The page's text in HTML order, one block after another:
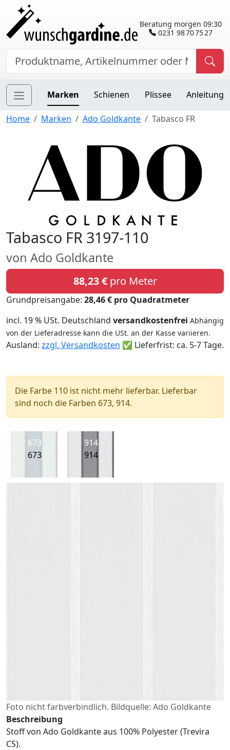
Beratung morgen 09:30
0231 98 70 75 27
Marken Schienen Plissee Anleitung
Home Marken Ado Goldkante Tabasco FR
Tabasco FR 3197-110
von Ado Goldkante
88,23 €pro Meter
Grundpreisangabe: 28,46 € pro Quadratmeter
incl. 19 % USt. Deutschland versandkostenfrei Abhängig
von der Lieferadresse kann die USt. an der Kasse variieren.
Ausland: zzgl. Versandkosten ✅ Lieferfrist: ca. 5-7 Tage.
Die Farbe 110 ist nicht mehr lieferbar. Lieferbar
sind noch die Farben 673, 914.
673
673
914
914
Foto nicht farbverbindlich. Bildquelle: Ado Goldkante
Beschreibung
Stoff von Ado Goldkante aus 100% Polyester (Trevira
CS).